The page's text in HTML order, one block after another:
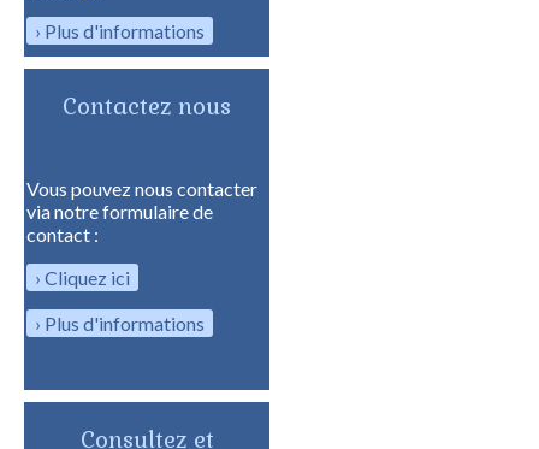
Plus d'informations
Contactez nous
Vous pouvez nous contacter
via notre formulaire de
contact :
Cliquez ici
Plus d'informations
Consultez et